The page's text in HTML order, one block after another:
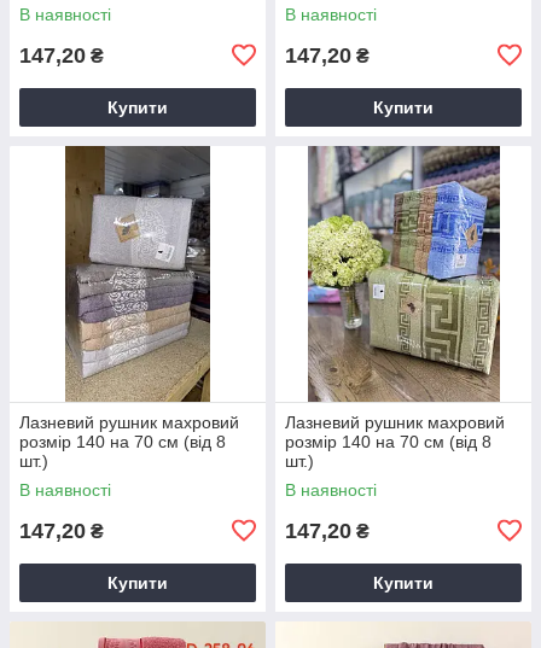
В наявності
147,20 ₴
Купити
В наявності
147,20 ₴
Купити
Лазневий рушник махровий
розмір 140 на 70 см (від 8
шт.)
В наявності
147,20 ₴
Купити
Лазневий рушник махровий
розмір 140 на 70 см (від 8
шт.)
В наявності
147,20 ₴
Купити